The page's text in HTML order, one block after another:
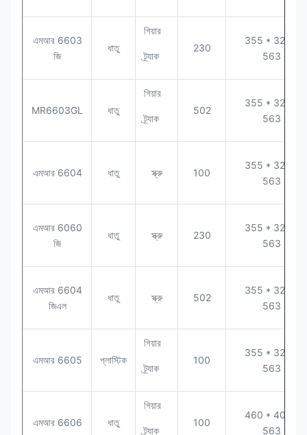
এমআর 6603
জি
ধাতু
গিয়ার
ট্র্যাক
230
355 * 320 *
563
MR6603GL ধাতু
গিয়ার
ট্র্যাক
502
355 * 320 *
563
এমআর 6604 ধাতু স্ক্রু 100
355 * 320 *
563
এমআর 6060
জি
ধাতু স্ক্রু 230
355 * 320 *
563
এমআর 6604
জিএল
ধাতু স্ক্রু 502
355 * 320 *
563
এমআর 6605 প্লাস্টিক
গিয়ার
ট্র্যাক
100
355 * 320 *
563
এমআর 6606 ধাতু
গিয়ার
ট্র্যাক
100
460 * 400 *
563